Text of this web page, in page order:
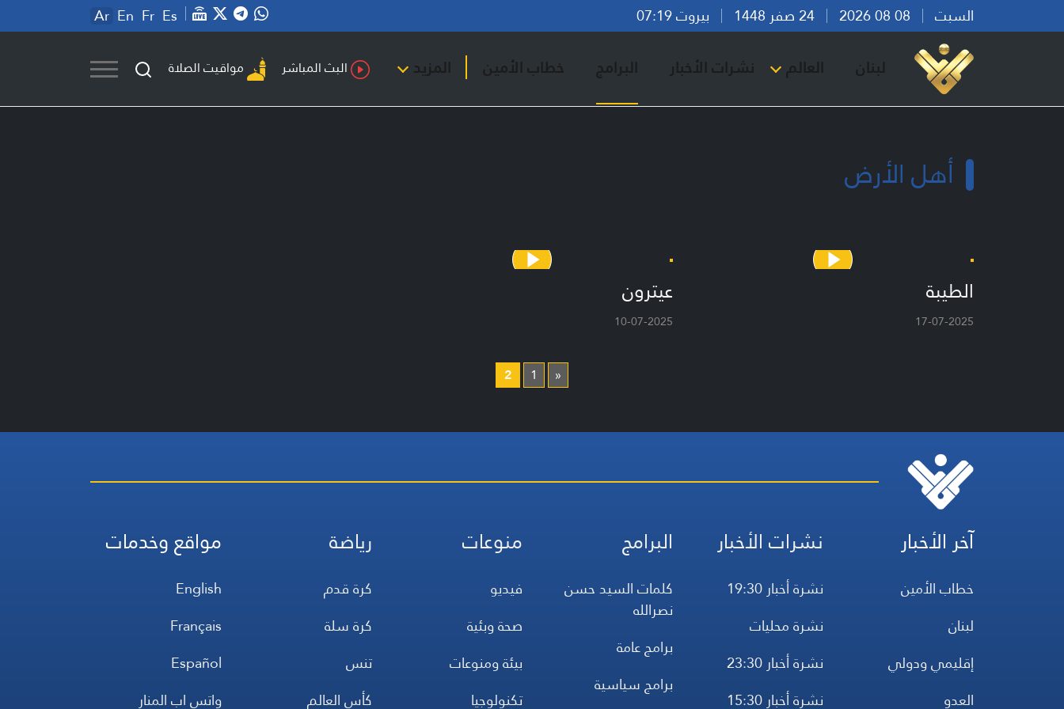
السبت بيروت 07:19 Ar En Fr Es
لبنان العالم نشرات الأخبار البرامج خطاب الأمين المزيد البث المباشر مواقيت الصلاة
أهل الأرض
الطيبة
17-07-2025
عيترون
10-07-2025
«
1
2
آخر الأخبار
خطاب الأمين
لبنان
إقليمي ودولي
العدو
نشرات الأخبار
نشرة أخبار 19:30
نشرة محليات
نشرة أخبار 23:30
نشرة أخبار 15:30
البرامج
كلمات السيد حسن
نصرالله
برامج عامة
برامج سياسية
منوعات
فيديو
صحة وبئية
بيئة ومنوعات
تكنولوجيا
رياضة
كرة قدم
كرة سلة
تنس
كأس العالم
مواقع وخدمات
English
Français
Español
واتس اب المنار